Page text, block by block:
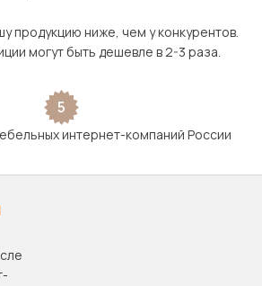
продукцию ниже, чем у конкурентов.
могут быть дешевле в 2-3 раза.
5
интернет-компаний России